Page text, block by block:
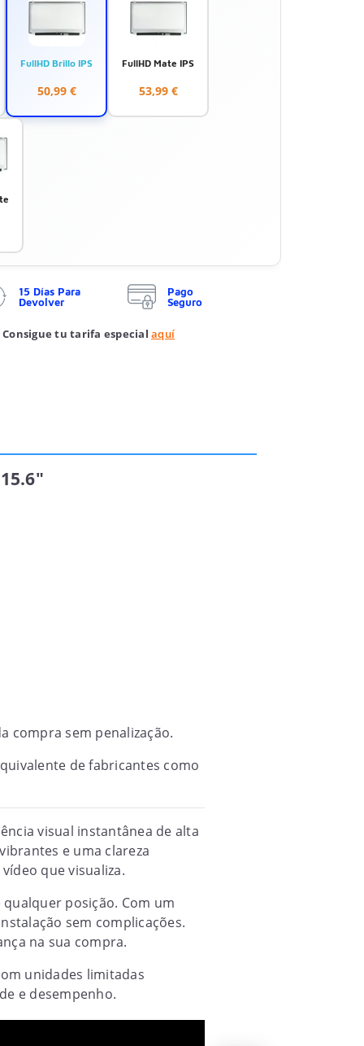
FullHD Brillo IPS
50,99 €
FullHD Mate IPS
53,99 €
15 Días Para
Devolver
Pago
Seguro
tu tarifa especial aquí
compra sem penalização.
de fabricantes como
visual instantânea de alta
e uma clareza
que visualiza.
posição. Com um
sem complicações.
na sua compra.
unidades limitadas
e desempenho.